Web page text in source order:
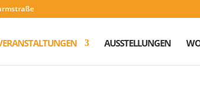
AUSSTELLUNGEN